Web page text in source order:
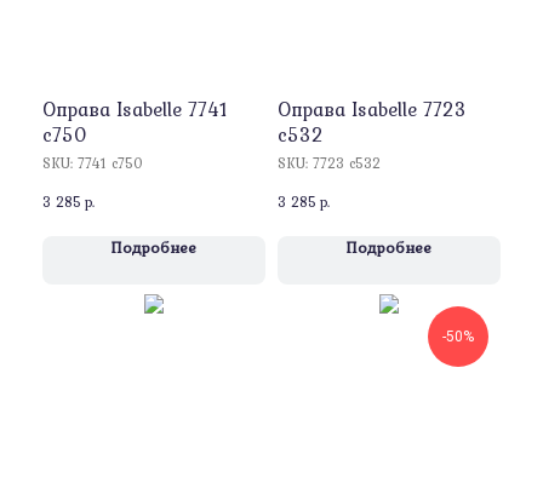
Оправa Isabelle 7741
c750
SKU: 7741 c750
3 285 р.
Подробнее
Оправa Isabelle 7723
c532
SKU: 7723 c532
3 285 р.
Подробнее
-50%